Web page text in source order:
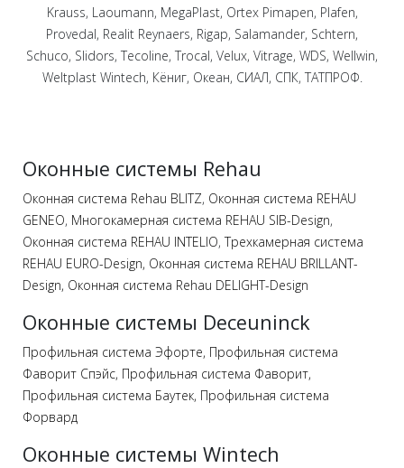
Krauss, Laoumann, MegaPlast, Ortex Pimapen, Plafen,
Provedal, Realit Reynaers, Rigap, Salamander, Schtern,
Schuco, Slidors, Tecoline, Trocal, Velux, Vitrage, WDS, Wellwin,
Weltplast Wintech, Кёниг, Океан, СИАЛ, СПК, ТАТПРОФ.
Оконные системы Rehau
Оконная система Rehau BLITZ, Оконная система REHAU
GENEO, Многокамерная система REHAU SIB-Design,
Оконная система REHAU INTELIO,Трехкамерная система
REHAU EURO-Design, Оконная система REHAU BRILLANT-
Design, Оконная система Rehau DELIGHT-Design
Оконные системы Deceuninck
Профильная система Эфорте, Профильная система
Фаворит Спэйс, Профильная система Фаворит,
Профильная система Баутек, Профильная система
Форвард
Оконные системы Wintech